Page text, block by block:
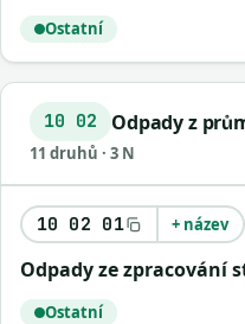
Ostatní
10 02 Odpady z
11 druhů · 3 N
10 02 01 + název
Odpady ze zpracování
Ostatní